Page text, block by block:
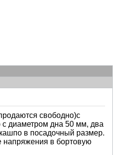
свободно)с
с диаметром дна 50 мм, два
в посадочный размер.
напряжения в бортовую